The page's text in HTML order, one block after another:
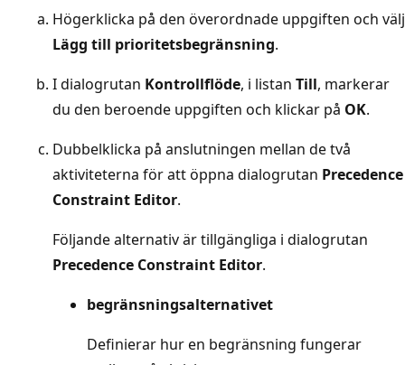
Högerklicka på den överordnade uppgiften och välj
Lägg till prioritetsbegränsning.
I dialogrutan Kontrollflöde, i listan Till, markerar
du den beroende uppgiften och klickar på OK.
Dubbelklicka på anslutningen mellan de två
aktiviteterna för att öppna dialogrutan Precedence
Constraint Editor.
Följande alternativ är tillgängliga i dialogrutan
Precedence Constraint Editor.
begränsningsalternativet
Definierar hur en begränsning fungerar